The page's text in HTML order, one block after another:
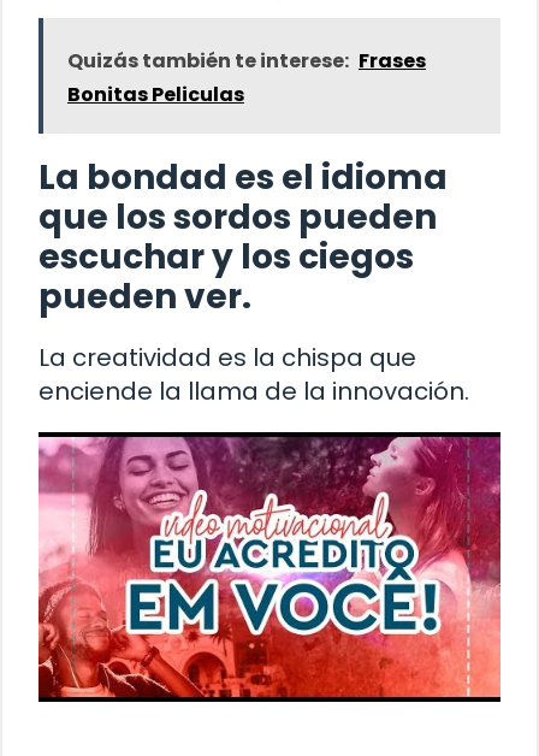
Quizás también te interese: Frases
Bonitas Peliculas
La bondad es el idioma
que los sordos pueden
escuchar y los ciegos
pueden ver.
La creatividad es la chispa que
enciende la llama de la innovación.